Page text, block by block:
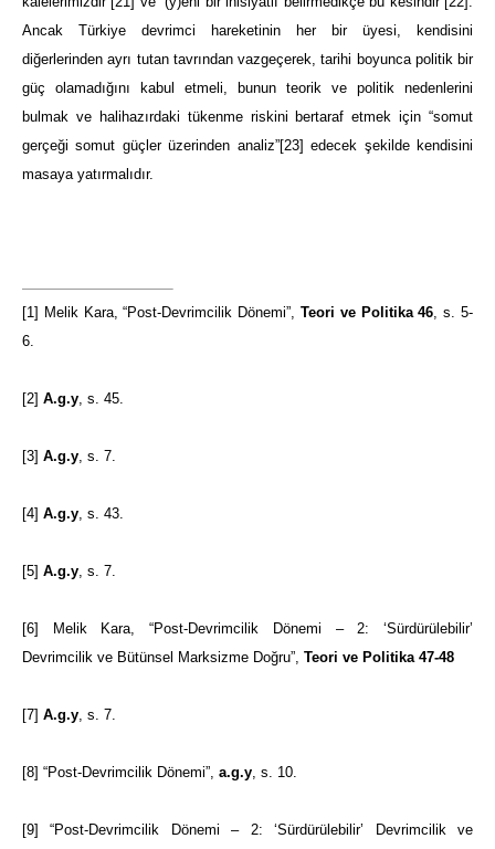
Ancak Türkiye devrimci hareketinin her bir üyesi, kendisini
diğerlerinden ayrı tutan tavrından vazgeçerek, tarihi boyunca politik bir
güç olamadığını kabul etmeli, bunun teorik ve politik nedenlerini
bulmak ve halihazırdaki tükenme riskini bertaraf etmek için “somut
gerçeği somut güçler üzerinden analiz”[23] edecek şekilde kendisini
masaya yatırmalıdır.
[1] Melik Kara, “Post-Devrimcilik Dönemi”, Teori ve Politika 46, s. 5-
6.
[2] A.g.y, s. 45.
[3] A.g.y, s. 7.
[4] A.g.y, s. 43.
[5] A.g.y, s. 7.
[6]
Melik Kara, “Post-Devrimcilik Dönemi – 2: ‘Sürdürülebilir’
Devrimcilik ve Bütünsel Marksizme Doğru”, Teori ve Politika 47-48
[7] A.g.y, s. 7.
[8] “Post-Devrimcilik Dönemi”, a.g.y, s. 10.
[9]
“Post-Devrimcilik Dönemi – 2: ‘Sürdürülebilir’ Devrimcilik ve